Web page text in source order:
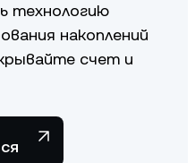
технологию
накоплений
счет и